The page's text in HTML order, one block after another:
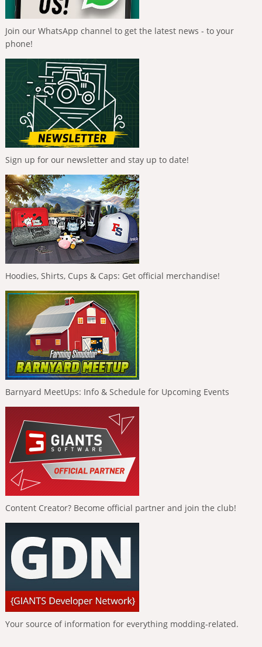
Join our WhatsApp channel to get the latest news - to your
phone!
Sign up for our newsletter and stay up to date!
Hoodies, Shirts, Cups & Caps: Get official merchandise!
Barnyard MeetUps: Info & Schedule for Upcoming Events
Content Creator? Become official partner and join the club!
Your source of information for everything modding-related.